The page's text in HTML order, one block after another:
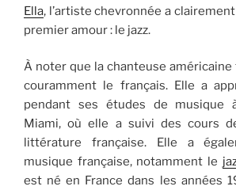
Ella, l’artiste chevronnée a
premier amour : le jazz.
À noter que la chanteuse
couramment le français. Elle a
pendant ses études de musique
Miami, où elle a suivi des cours
littérature française. Elle a
musique française, notamment le
est né en France dans les années